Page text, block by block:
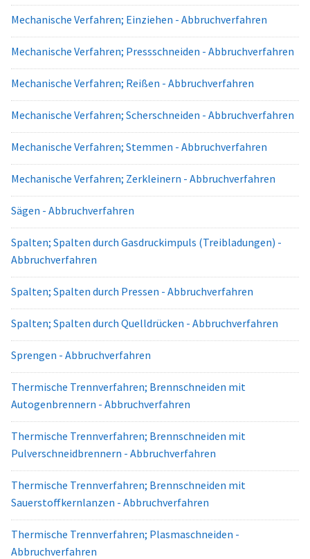
Mechanische Verfahren; Einziehen - Abbruchverfahren
Mechanische Verfahren; Pressschneiden - Abbruchverfahren
Mechanische Verfahren; Reißen - Abbruchverfahren
Mechanische Verfahren; Scherschneiden - Abbruchverfahren
Mechanische Verfahren; Stemmen - Abbruchverfahren
Mechanische Verfahren; Zerkleinern - Abbruchverfahren
Sägen - Abbruchverfahren
Spalten; Spalten durch Gasdruckimpuls (Treibladungen) -
Abbruchverfahren
Spalten; Spalten durch Pressen - Abbruchverfahren
Spalten; Spalten durch Quelldrücken - Abbruchverfahren
Sprengen - Abbruchverfahren
Thermische Trennverfahren; Brennschneiden mit
Autogenbrennern - Abbruchverfahren
Thermische Trennverfahren; Brennschneiden mit
Pulverschneidbrennern - Abbruchverfahren
Thermische Trennverfahren; Brennschneiden mit
Sauerstoffkernlanzen - Abbruchverfahren
Thermische Trennverfahren; Plasmaschneiden -
Abbruchverfahren